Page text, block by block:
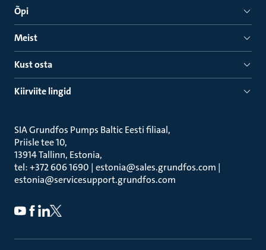
Õpi
Meist
Kust osta
Kiirviite lingid
SIA Grundfos Pumps Baltic Eesti filiaal
Priisle tee 10
13914 Tallinn, Estonia
tel: +372 606 1690 | estonia@sales.grundfos.com |
estonia@servicesupport.grundfos.com